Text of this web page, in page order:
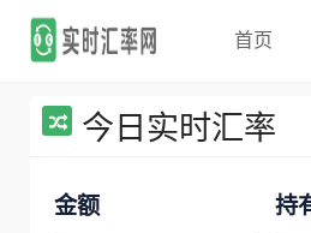
首页
今日实时汇率
金额 持